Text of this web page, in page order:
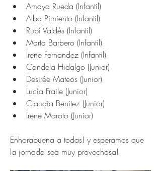
Amaya Rueda (Infantil)
Alba Pimiento (Infantil)
Rubí Valdés (Infantil)
Marta Barbero (Infantil)
Irene Fernandez (Infantil)
Candela Hidalgo (Junior)
Desirée Mateos (Junior)
Lucía Fraile (Junior)
Claudia Benitez (Junior)
Irene Maroto (Junior)
Enhorabuena a todas! y esperamos que
la jornada sea muy provechosa!